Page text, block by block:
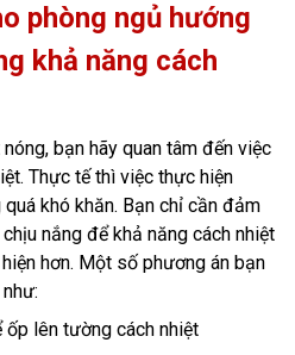
phòng ngủ hướng
khả năng cách
bạn hãy quan tâm đến việc
Thực tế thì việc thực hiện
khó khăn. Bạn chỉ cần đảm
nắng để khả năng cách nhiệt
hơn. Một số phương án bạn
lên tường cách nhiệt